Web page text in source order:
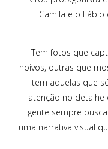
Camila e o
Tem fotos que
noivos, outras que
tem aquelas que
atenção no detalhe
gente sempre
uma narrativa visual